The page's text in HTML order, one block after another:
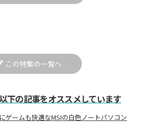
この特集の一覧へ
下の記事をオススメしています
ゲームも快適なMSIの白色ノートパソコン